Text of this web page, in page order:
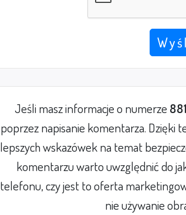
Jeśli masz informacje o numerze
poprzez napisanie komentarza. Dzięki
lepszych wskazówek na temat
komentarzu warto uwzględnić do
telefonu, czy jest to oferta
nie używanie